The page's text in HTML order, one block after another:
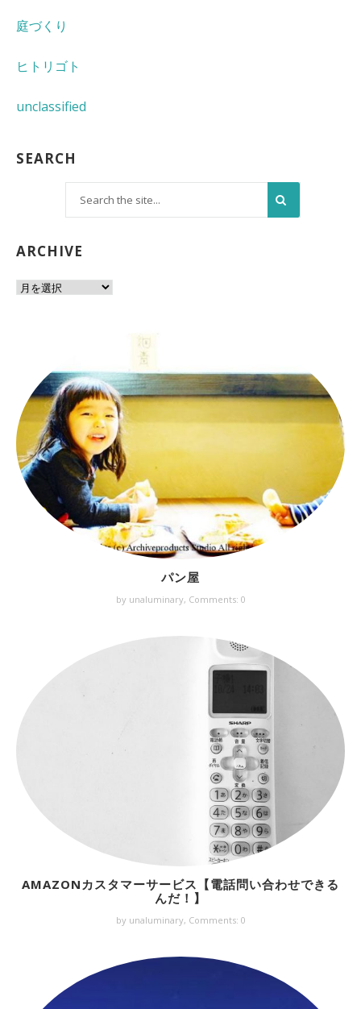
庭づくり
ヒトリゴト
unclassified
SEARCH
ARCHIVE
パン屋
by unaluminary, Comments: 0
AMAZONカスタマーサービス【電話問い合わせできる
んだ！】
by unaluminary, Comments: 0